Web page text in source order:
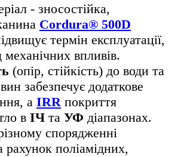
- зносостійка,
Cordura® 500D
термін експлуатації,
впливів.
(опір, стійкість) до води та
забезпечує додаткове
а IRR покриття
в ІЧ та УФ діапазонах.
спорядженні
рахунок поліамідних,